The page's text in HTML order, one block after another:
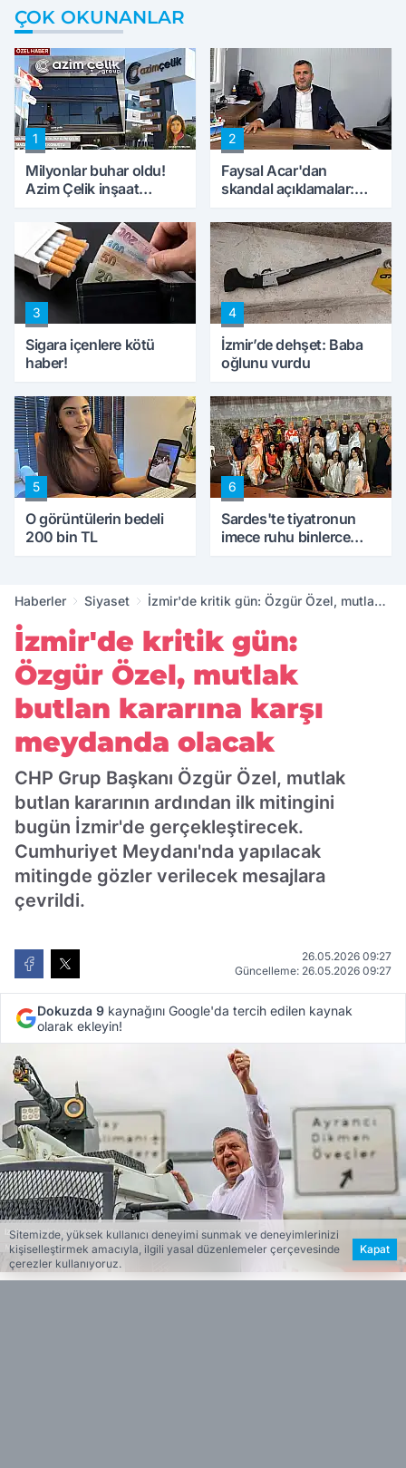
ÇOK OKUNANLAR
1
Milyonlar buhar oldu!
Azim Çelik inşaat
konuştu
2
Faysal Acar'dan
skandal açıklamalar:
peynircilerimizi de
kıskaca aldı, müdahale
ettik'
3
Sigara içenlere kötü
haber!
4
İzmir’de dehşet: Baba
oğlunu vurdu
5
O görüntülerin bedeli
200 bin TL
6
Sardes'te tiyatronun
imece ruhu binlerce
Haberler Siyaset
İzmir'de kritik gün: Özgür Özel, mutlak
İzmir'de kritik gün:
Özgür Özel, mutlak
butlan kararına karşı
meydanda olacak
CHP Grup Başkanı Özgür Özel, mutlak
butlan kararının ardından ilk mitingini
bugün İzmir'de gerçekleştirecek.
Cumhuriyet Meydanı'nda yapılacak
mitingde gözler verilecek mesajlara
çevrildi.
26.05.2026 09:27
Güncelleme: 26.05.2026 09:27
Dokuzda 9 kaynağını Google'da tercih edilen kaynak
olarak ekleyin!
Sitemizde, yüksek kullanıcı deneyimi sunmak ve deneyimlerinizi
kişiselleştirmek amacıyla, ilgili yasal düzenlemeler çerçevesinde
çerezler kullanıyoruz.
Kapat